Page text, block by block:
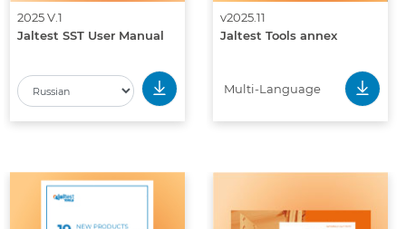
2025 V.1
Jaltest SST User Manual
v2025.11
Jaltest Tools annex
Multi-Language